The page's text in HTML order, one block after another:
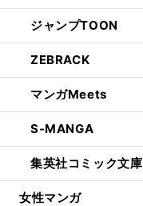
ジャンプTOON
ZEBRACK
マンガMeets
S-MANGA
集英社コミック文庫
女性マンガ